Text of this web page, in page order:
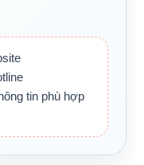
tin phù hợp